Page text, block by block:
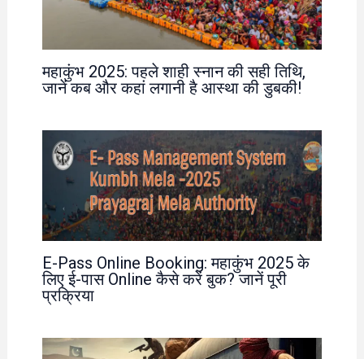
महाकुंभ 2025: पहले शाही स्नान की सही तिथि,
जानें कब और कहां लगानी है आस्था की डुबकी!
E-Pass Online Booking: महाकुंभ 2025 के
लिए ई-पास Online कैसे करें बुक? जानें पूरी
प्रक्रिया